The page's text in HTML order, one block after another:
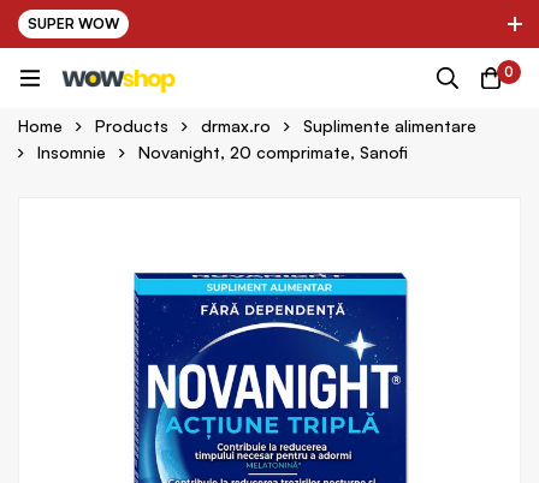
SUPER WOW
✌ Nou! Ultimii parteneri adaugati in platforma:
Farma ✌
0
Home Products drmax.ro
Suplimente alimentare
Insomnie
Novanight, 20 comprimate, Sanofi